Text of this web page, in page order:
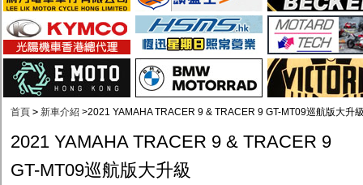
首頁 > 新車介紹 >2021 YAMAHA TRACER 9 & TRACER 9 GT-MT09巡航版大升
2021 YAMAHA TRACER 9 & TRACER 9
GT-MT09巡航版大升級